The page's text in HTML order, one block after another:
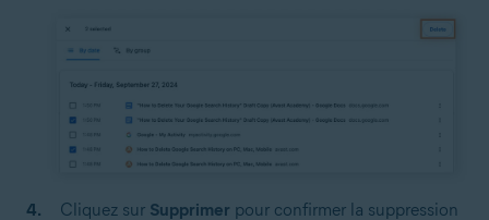
Cliquez sur Supprimer pour confirmer la suppression